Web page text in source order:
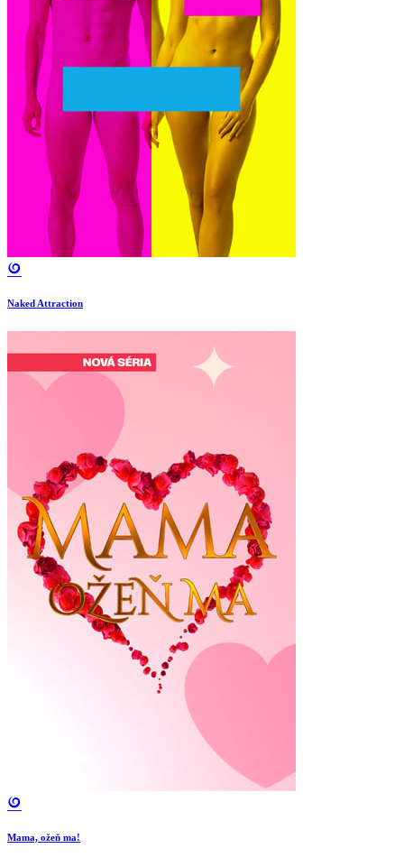
Naked Attraction
Mama, ožeň ma!